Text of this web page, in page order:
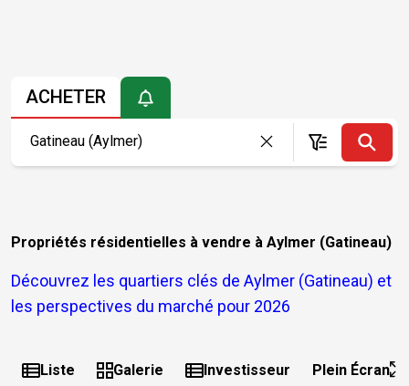
ACHETER
Propriétés résidentielles à vendre à Aylmer (Gatineau)
Découvrez les quartiers clés de Aylmer (Gatineau) et
les perspectives du marché pour 2026
Liste Galerie Investisseur Plein Écran